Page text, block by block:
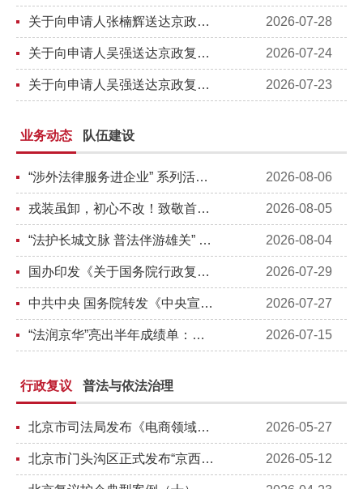
关于向申请人张楠辉送达京政复告字〔2026〕905号《北京市人民政府不予受理行政复议申请决定书》的公告 2026-07-28
关于向申请人吴强送达京政复字〔2026〕2478号《北京市人民政府行政复议决定书》的公告 2026-07-24
关于向申请人吴强送达京政复字〔2026〕2331号《北京市人民政府行政复议决定书》的公告 2026-07-23
业务动态 队伍建设
“涉外法律服务进企业” 系列活动首期沙龙举办 2026-08-06
戎装虽卸，初心不改！致敬首都司法行政系统复转军人 2026-08-05
“法护长城文脉 普法伴游雄关” 法治宣传活动走进八达岭长城景区 2026-08-04
国办印发《关于国务院行政复议案件处理程序的若干规定》 2026-07-29
中共中央 国务院转发《中央宣传部、司法部关于开展法治宣传教育的第九个五年规划（2026－2030年）》 2026-07-27
“法润京华”亮出半年成绩单：擦亮法律服务品牌 书写法治惠民答卷 2026-07-15
行政复议 普法与依法治理
北京市司法局发布《电商领域行政复议典型案例及合规指引手册》 2026-05-27
北京市门头沟区正式发布“京西议事”行政复议特色品牌 2026-05-12